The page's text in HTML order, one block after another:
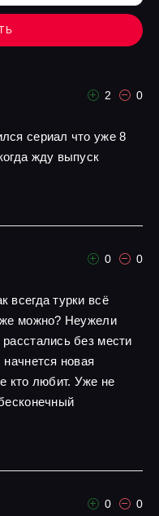
2 0
сериал что уже 8
жду выпуск
0 0
всегда турки всё
можно? Неужели
без мести
новая
кто любит. Уже не
0 0